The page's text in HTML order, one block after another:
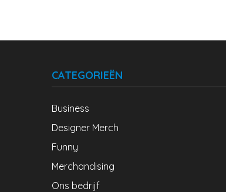
CATEGORIEËN
Business
Designer Merch
Funny
Merchandising
Ons bedrijf